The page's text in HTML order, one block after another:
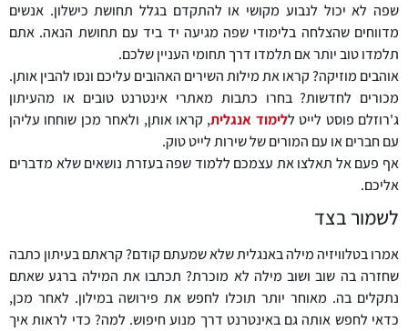
שפה לא יכול לנבוע מקושי או להתקדם בגלל תחושת כישלון. אנשים
מדווחים שהצלחה בלימודי שפה מגיעה יד ביד עם תחושת הנאה. אתם
תלמדו טוב יותר אם תלמדו דרך תחומי העניין שלכם.
אוהבים מוזיקה? קראו את מילות השירים האהובים עליכם ונסו להבין אותן.
מכורים לחדשות? בחרו כתבות מאתרי אינטרנט טובים או מהעיתון
ג'רוזלם פוסט לייט ללימוד אנגלית, קראו אותן, ולאחר מכן שוחחו עליהן
עם חברים או עם המורים של שירות לייט טוק.
אף פעם אל תאלצו את עצמכם ללמוד שפה בעזרת נושאים שלא מדברים
אליכם.
לשמור בצד
אמרו בטלוויזיה מילה באנגלית שלא שמעתם קודם? קראתם בעיתון כתבה
שחזרה בה שוב ושוב מילה לא מוכרת? תכתבו את המילה ברגע שאתם
נתקלים בה. מאוחר יותר תוכלו לחפש את פירושה במילון. לאחר מכן,
כדאי לחפש אותה גם באינטרנט דרך מנוע חיפוש. למה? כדי לראות איך